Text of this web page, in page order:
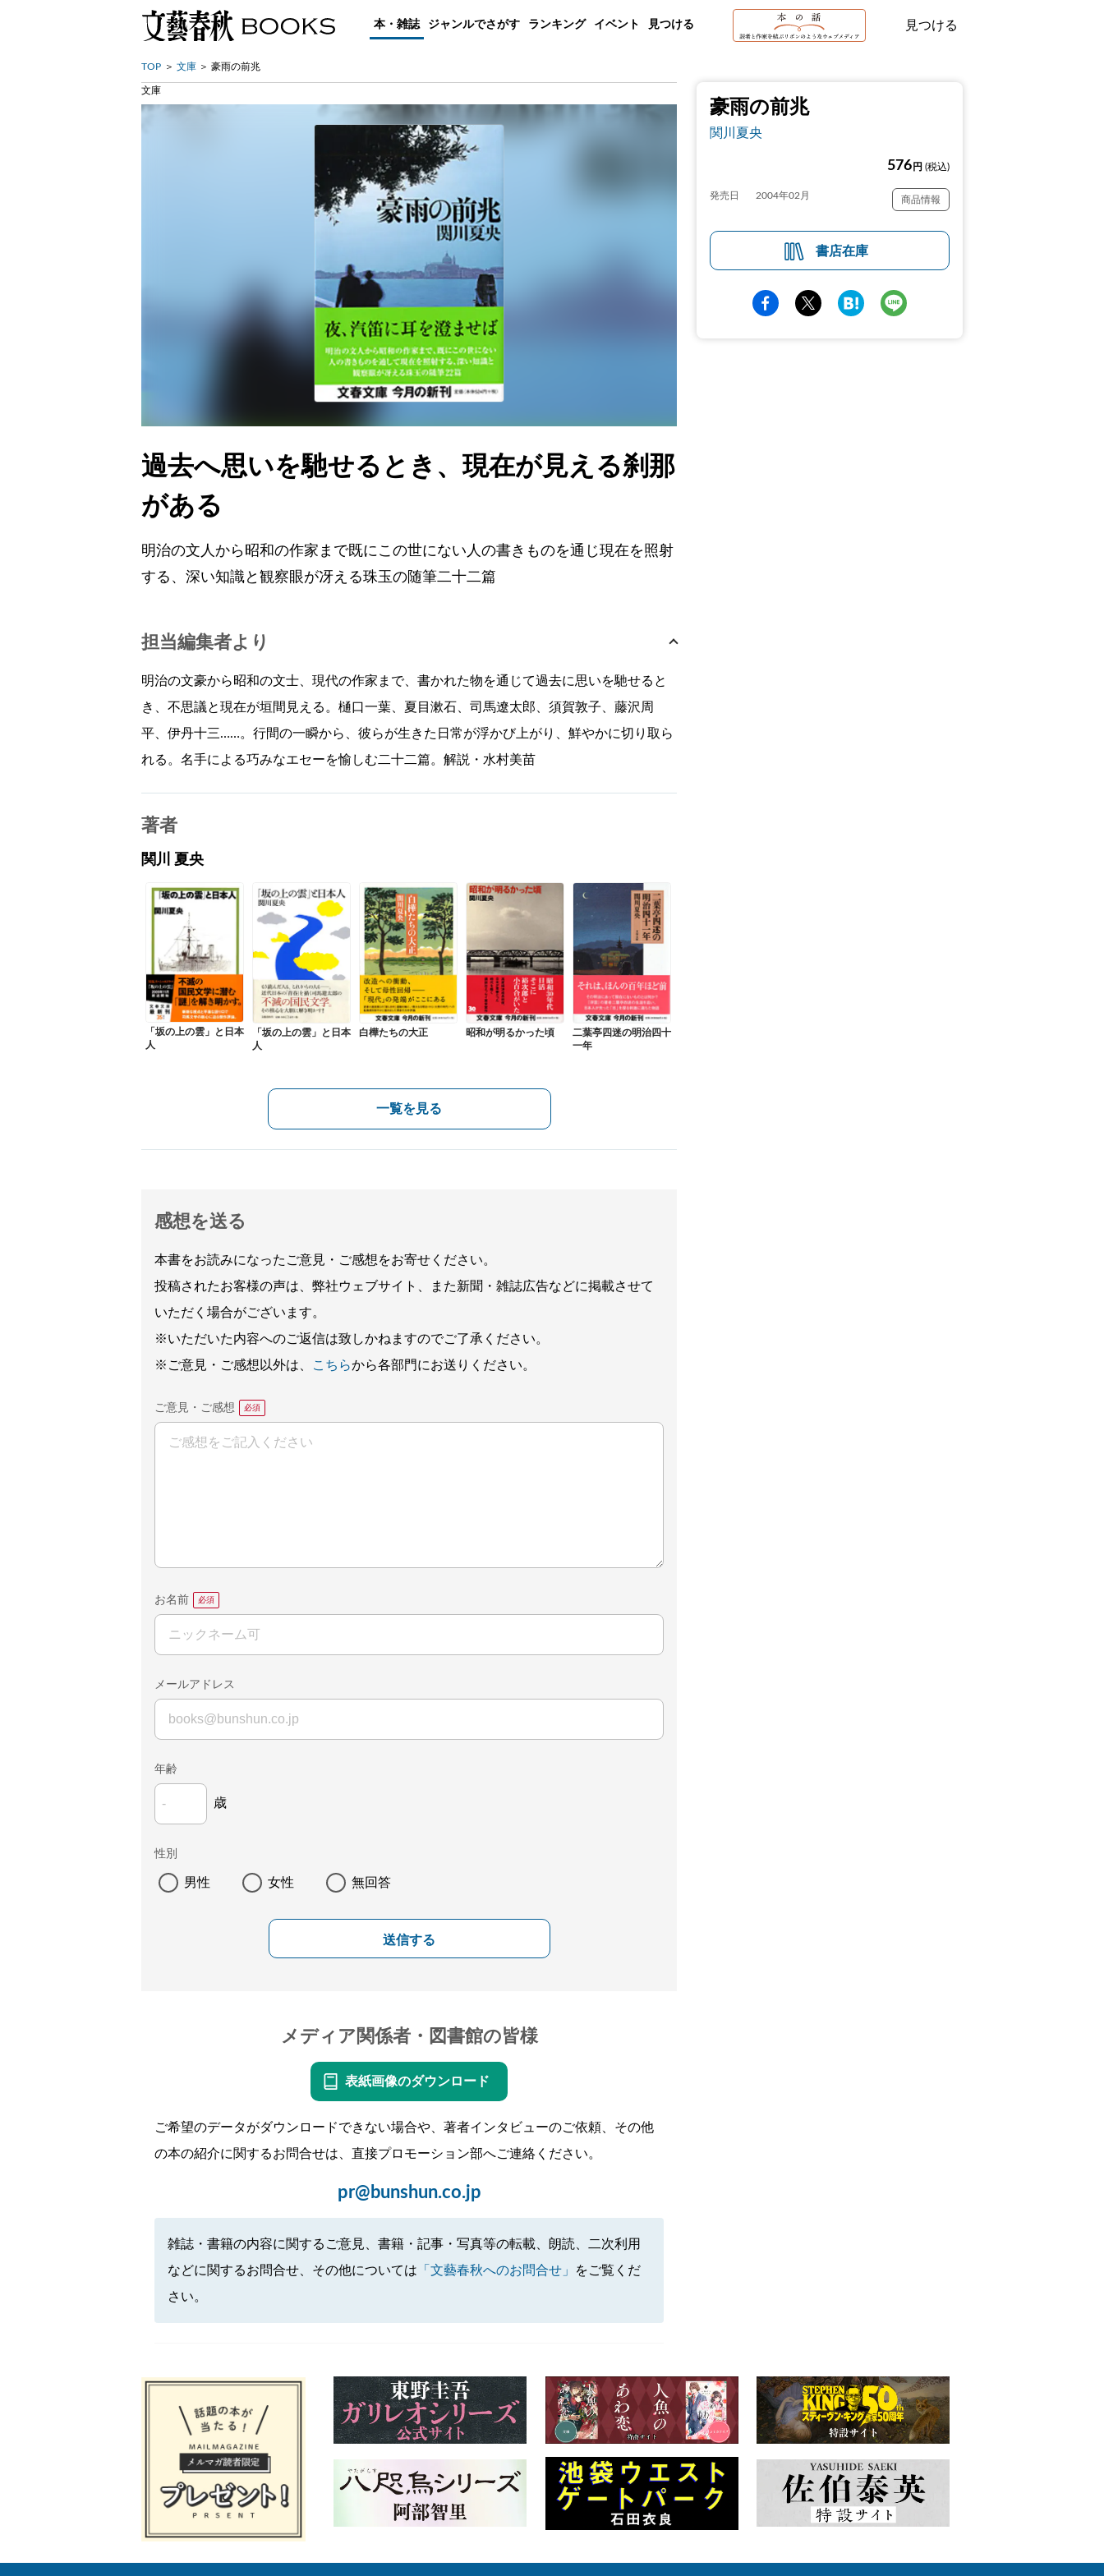
本・雑誌 ジャンルでさがす ランキング イベント 見つける 見つける
TOP 文庫 豪雨の前兆
豪雨の前兆
関川夏央
576 円 (税込)
発売日 2004年02月 商品情報
書店在庫
文庫
過去へ思いを馳せるとき、現在が見える刹那
がある
明治の文人から昭和の作家まで既にこの世にない人の書きものを通じ現在を照射
する、深い知識と観察眼が冴える珠玉の随筆二十二篇
担当編集者より
明治の文豪から昭和の文士、現代の作家まで、書かれた物を通じて過去に思いを馳せると
き、不思議と現在が垣間見える。樋口一葉、夏目漱石、司馬遼太郎、須賀敦子、藤沢周
平、伊丹十三……。行間の一瞬から、彼らが生きた日常が浮かび上がり、鮮やかに切り取ら
れる。名手による巧みなエセーを愉しむ二十二篇。解説・水村美苗
著者
関川 夏央
「坂の上の雲」と日本
人
「坂の上の雲」と日本
人
白樺たちの大正 昭和が明るかった頃
二葉亭四迷の明治四十
一年
一覧を見る
感想を送る
本書をお読みになったご意見・ご感想をお寄せください。
投稿されたお客様の声は、弊社ウェブサイト、また新聞・雑誌広告などに掲載させて
いただく場合がございます。
※いただいた内容へのご返信は致しかねますのでご了承ください。
※ご意見・ご感想以外は、
こちらから各部門にお送りください。
ご意見・ご感想
お名前
メールアドレス
年齢
歳
性別
男性 女性 無回答
送信する
メディア関係者・図書館の皆様
表紙画像のダウンロード
ご希望のデータがダウンロードできない場合や、著者インタビューのご依頼、その他
の本の紹介に関するお問合せは、直接プロモーション部へご連絡ください。
pr@bunshun.co.jp
雑誌・書籍の内容に関するご意見、書籍・記事・写真等の転載、朗読、二次利用
などに関するお問合せ、その他については 「文藝春秋へのお問合せ」
をご覧くだ
さい。